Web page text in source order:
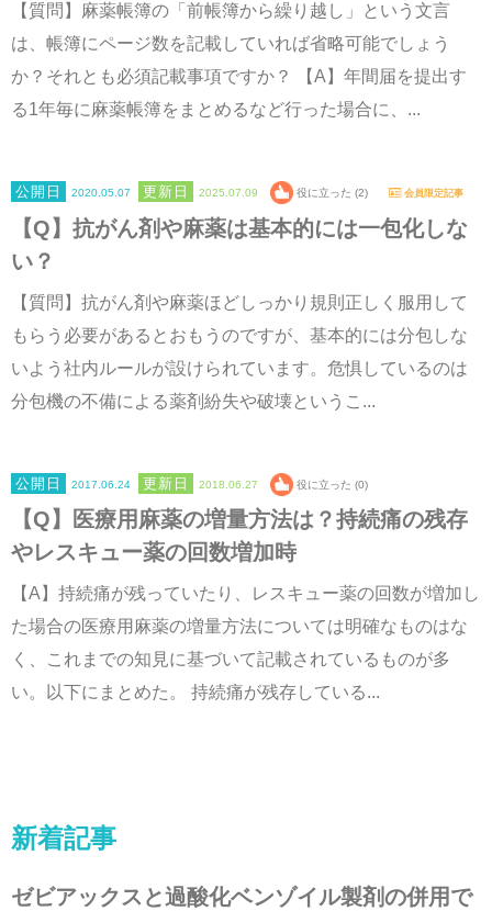
【質問】麻薬帳簿の「前帳簿から繰り越し」という文言
は、帳簿にページ数を記載していれば省略可能でしょう
か？それとも必須記載事項ですか？ 【A】年間届を提出す
る1年毎に麻薬帳簿をまとめるなど行った場合に、...
2020.05.07 2025.07.09 役に立った (2) 会員限定記事
【Q】抗がん剤や麻薬は基本的には一包化しな
い？
【質問】抗がん剤や麻薬ほどしっかり規則正しく服用して
もらう必要があるとおもうのですが、基本的には分包しな
いよう社内ルールが設けられています。危惧しているのは
分包機の不備による薬剤紛失や破壊というこ...
2017.06.24 2018.06.27 役に立った (0)
【Q】医療用麻薬の増量方法は？持続痛の残存
やレスキュー薬の回数増加時
【A】持続痛が残っていたり、レスキュー薬の回数が増加し
た場合の医療用麻薬の増量方法については明確なものはな
く、これまでの知見に基づいて記載されているものが多
い。以下にまとめた。 持続痛が残存している...
新着記事
ゼビアックスと過酸化ベンゾイル製剤の併用で